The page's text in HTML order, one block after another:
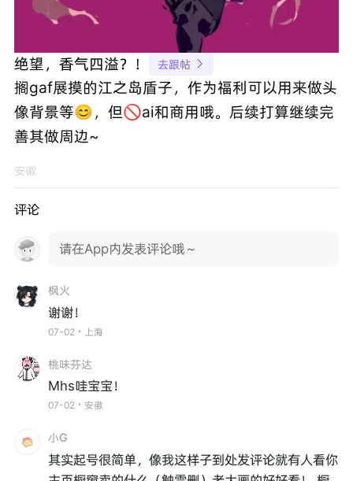
绝望，香气四溢？！ 去跟帖 
搁gaf展摸的江之岛盾子，作为福利可以用来做头
像背景等😊，但🚫ai和商用哦。后续打算继续完
善其做周边~
安徽
评论
请在App内发表评论哦～
枫火
谢谢！
07-02・上海
桃味芬达
Mhs哇宝宝！
07-02・安徽
小G
其实起号很简单，像我这样子到处发评论就有人看你